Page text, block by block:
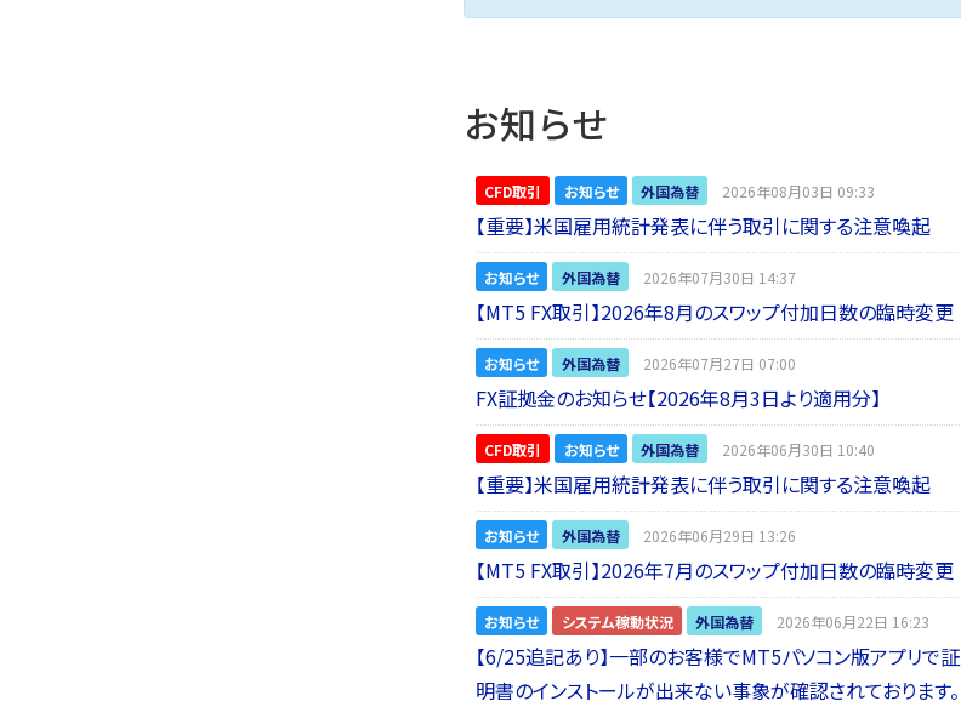
お知らせ
CFD取引 お知らせ 外国為替 2026年08月03日 09:33
【重要】米国雇用統計発表に伴う取引に関する注意喚起
お知らせ 外国為替 2026年07月30日 14:37
【MT5 FX取引】2026年8月のスワップ付加日数の臨時変更
お知らせ 外国為替 2026年07月27日 07:00
FX証拠金のお知らせ【2026年8月3日より適用分】
CFD取引 お知らせ 外国為替 2026年06月30日 10:40
【重要】米国雇用統計発表に伴う取引に関する注意喚起
お知らせ 外国為替 2026年06月29日 13:26
【MT5 FX取引】2026年7月のスワップ付加日数の臨時変更
お知らせ システム稼動状況 外国為替 2026年06月22日 16:23
【6/25追記あり】一部のお客様でMT5パソコン版アプリで証
明書のインストールが出来ない事象が確認されております。